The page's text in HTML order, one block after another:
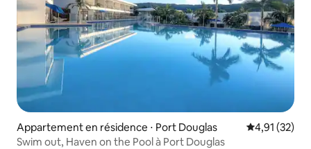
Appartement en résidence ⋅ Port Douglas Évaluation
4,91 (32)
Swim out, Haven on the Pool à Port Douglas